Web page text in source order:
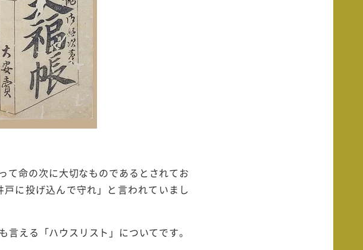
て命の次に大切なものであるとされてお
に投げ込んで守れ」と言われていまし
える「ハウスリスト」についてです。